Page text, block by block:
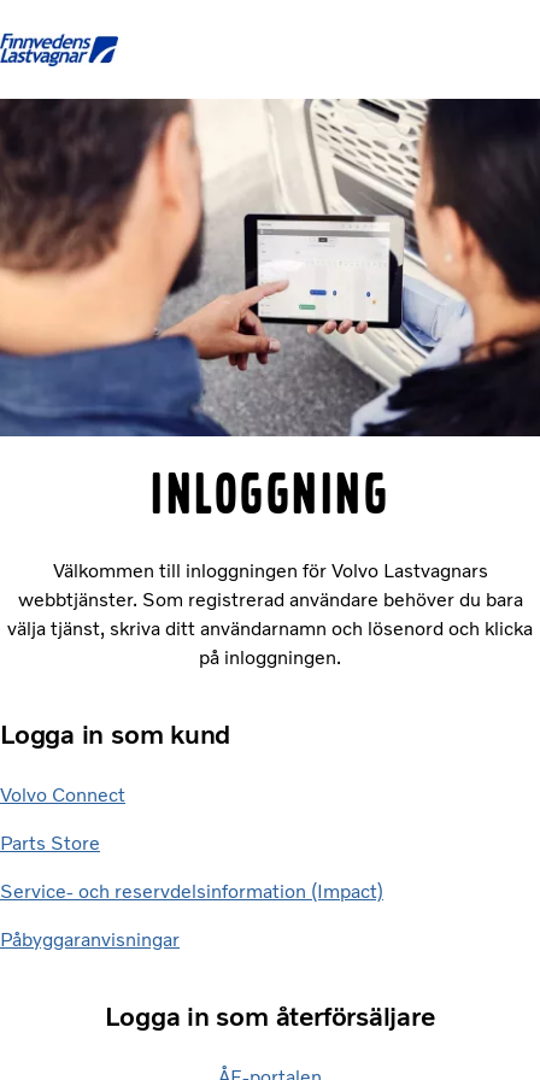
Logga in
Lastbilar
Tjänster
Begagnade lastbilar
Nyheter och Artiklar
Karriär
Inloggning
Välkommen till inloggningen för Volvo Lastvagnars
webbtjänster. Som registrerad användare behöver du bara
välja tjänst, skriva ditt användarnamn och lösenord och klicka
på inloggningen.
Logga in som kund
Volvo Connect
Parts Store
Service- och reservdelsinformation (Impact)
Påbyggaranvisningar
Logga in som återförsäljare